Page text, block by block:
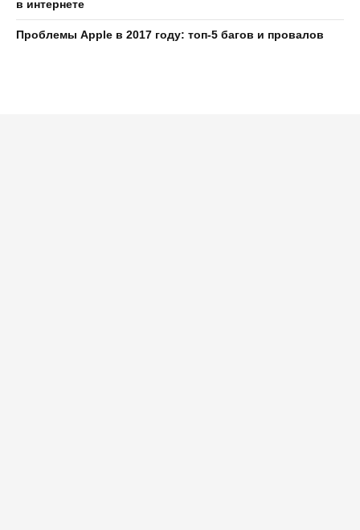
в интернете
Проблемы Apple в 2017 году: топ-5 багов и провалов